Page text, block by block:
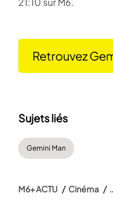
Retrouvez
Sujets liés
Gemini Man
M6+ ACTU Cinéma